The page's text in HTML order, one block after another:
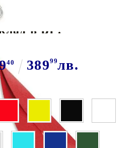
ленти за бадж. На
в БГ!
40 38999лв.